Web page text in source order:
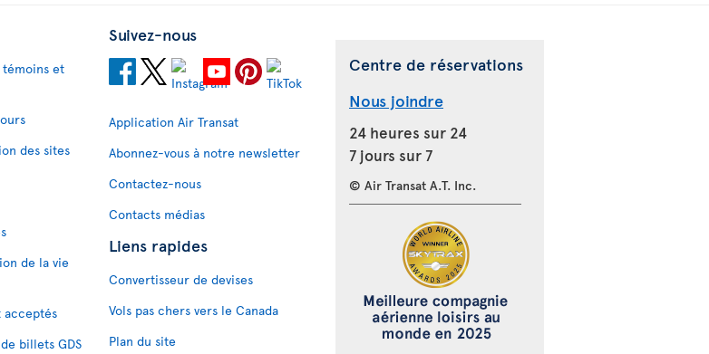
et
des sites
de la vie
acceptés
billets GDS
Suivez-nous
Application Air Transat
Abonnez-vous à notre newsletter
Contactez-nous
Contacts médias
Liens rapides
Convertisseur de devises
Vols pas chers vers le Canada
Plan du site
Centre de réservations
Nous joindre
24 heures sur 24
7 jours sur 7
© Air Transat A.T. Inc.